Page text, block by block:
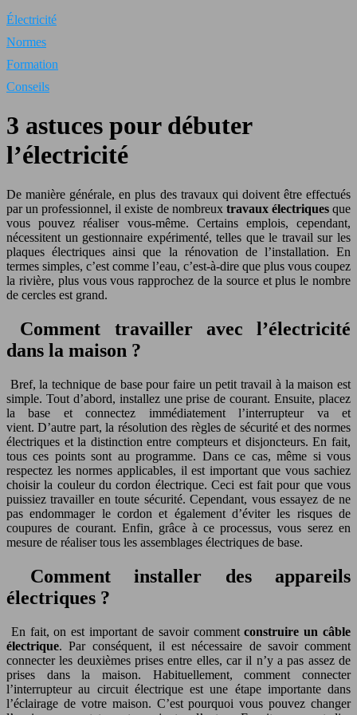
Électricité
Normes
Formation
Conseils
3 astuces pour débuter
l’électricité
De manière générale, en plus des travaux qui doivent être effectués
par un professionnel, il existe de nombreux travaux électriquesque
vous pouvez réaliser vous-même. Certains emplois, cependant,
nécessitent un gestionnaire expérimenté, telles que le travail sur les
plaques électriques ainsi que la rénovation de l’installation. En
termes simples, c’est comme l’eau, c’est-à-dire que plus vous coupez
la rivière, plus vous vous rapprochez de la source et plus le nombre
de cercles est grand.
Comment travailler avec l’électricité
dans la maison ?
Bref, la technique de base pour faire un petit travail à la maison est
simple. Tout d’abord, installez une prise de courant. Ensuite, placez
la base et connectez immédiatement l’interrupteur va et
vient. D’autre part, la résolution des règles de sécurité et des normes
électriques et la distinction entre compteurs et disjoncteurs. En fait,
tous ces points sont au programme. Dans ce cas, même si vous
respectez les normes applicables, il est important que vous sachiez
choisir la couleur du cordon électrique. Ceci est fait pour que vous
puissiez travailler en toute sécurité. Cependant, vous essayez de ne
pas endommager le cordon et également d’éviter les risques de
coupures de courant. Enfin, grâce à ce processus, vous serez en
mesure de réaliser tous les assemblages électriques de base.
Comment installer des appareils
électriques ?
En fait, on est important de savoir commentconstruire un câble
électrique. Par conséquent, il est nécessaire de savoir comment
connecter les deuxièmes prises entre elles, car il n’y a pas assez de
prises dans la maison. Habituellement, comment connecter
l’interrupteur au circuit électrique est une étape importante dans
l’éclairage de votre maison. C’est pourquoi vous pouvez changer